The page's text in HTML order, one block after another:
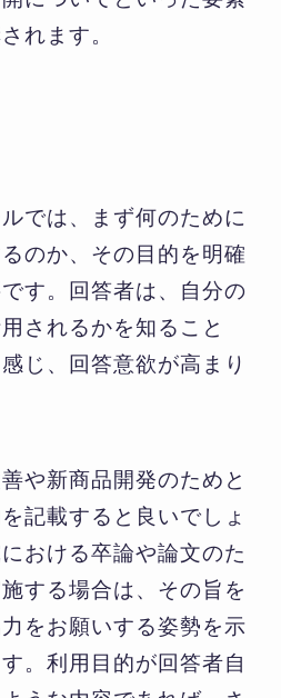
れます。
では、まず何のために
のか、その目的を明確
す。回答者は、自分の
されるかを知ること
じ、回答意欲が高まり
や新商品開発のためと
記載すると良いでしょ
おける卒論や論文のた
する場合は、その旨を
をお願いする姿勢を示
。利用目的が回答者自